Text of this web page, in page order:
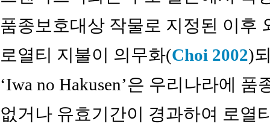
품종보호대상 작물로 지정된 이후
로열티 지불이 의무화(Choi 2002)
‘Iwa no Hakusen’은 우리나라에
없거나 유효기간이 경과하여 로열